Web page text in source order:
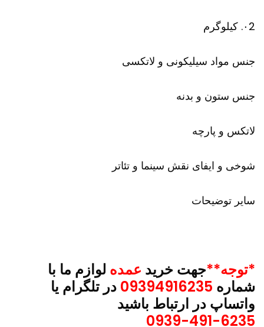
۰2. کیلوگرم
جنس مواد سیلیکونی و لاتکسی
جنس ستون و بدنه
لاتکس و پارچه
شوخی و ایفای نقش سینما و تئاتر
سایر توضیحات
*توجه**جهت خرید عمده لوازم ما با
شماره
در تلگرام یا
واتساپ در ارتباط باشید
0939-491-6235